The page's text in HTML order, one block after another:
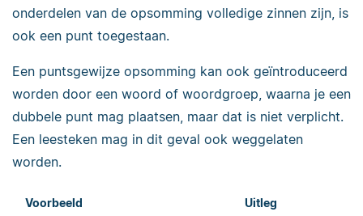
onderdelen van de opsomming volledige zinnen zijn, is
ook een punt toegestaan.
Een puntsgewijze opsomming kan ook geïntroduceerd
worden door een woord of woordgroep, waarna je een
dubbele punt mag plaatsen, maar dat is niet verplicht.
Een leesteken mag in dit geval ook weggelaten
worden.
Voorbeeld Uitleg